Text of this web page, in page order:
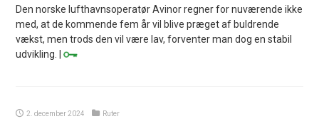
Den norske lufthavnsoperatør Avinor regner for nuværende ikke
med, at de kommende fem år vil blive præget af buldrende
vækst, men trods den vil være lav, forventer man dog en stabil
udvikling. |
2. december 2024 Ruter